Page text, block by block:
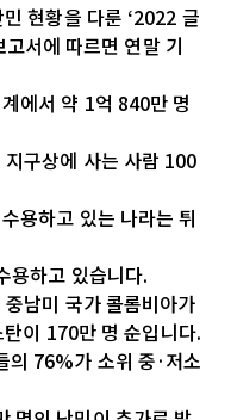
현황을 다룬 ‘2022 글
서에 따르면 연말 기
에서 약 1억 840만 명
구상에 사는 사람 100
용하고 있는 나라는 튀
용하고 있습니다.
남미 국가 콜롬비아가
이 170만 명 순입니다.
의 76%가 소위 중·저소